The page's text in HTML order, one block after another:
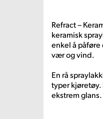
Refract –
keramisk
enkel å
vær og vind.
En rå
typer
ekstrem